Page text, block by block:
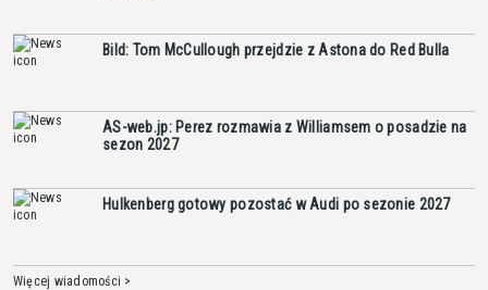
Bild: Tom McCullough przejdzie z Astona do Red Bulla
AS-web.jp: Perez rozmawia z Williamsem o posadzie na
sezon 2027
Hulkenberg gotowy pozostać w Audi po sezonie 2027
Więcej wiadomości >